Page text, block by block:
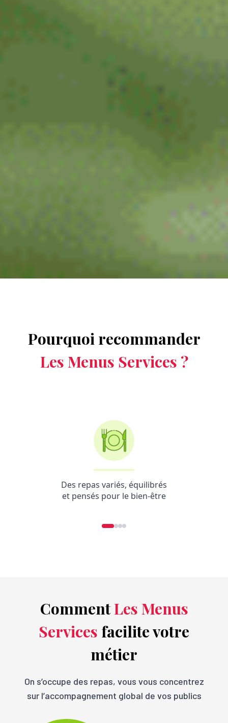
Pourquoi recommander
Les Menus Services ?
Des repas variés, équilibrés
et pensés pour le bien-être
CommentLes Menus
Services facilite votre
métier
On s’occupe des repas, vous vous concentrez
sur l’accompagnement global de vos publics